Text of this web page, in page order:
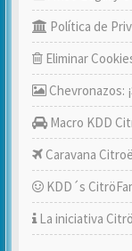
Política de
Eliminar
Chevronazos:
Macro KDD
Caravana
KDD´s
La iniciativa